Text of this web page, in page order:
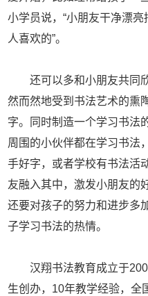
小学员说，“小朋友干净漂
人喜欢的”。
还可以多和小朋友共同欣
然而然地受到书法艺术的熏
字。同时制造一个学习书法
周围的小伙伴都在学习书法
手好字，或者学校有书法活
友融入其中，激发小朋友的
还要对孩子的努力和进步多
子学习书法的热情。
汉翔书法教育成立于
生创办，10年教学经验，全